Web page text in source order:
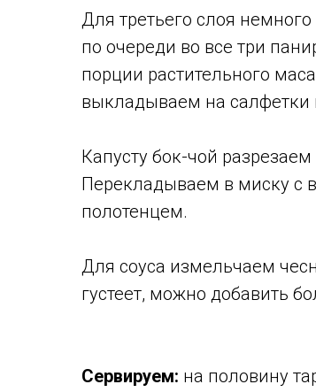
Для третьего слоя
по очереди во все три
порции растительного
выкладываем на салфетки
Капусту бок-чой
Перекладываем в миску с
полотенцем.
Для соуса измельчаем
густеет, можно добавить
Сервируем: на половину